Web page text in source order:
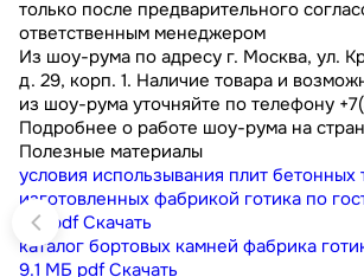
только после предварительного
ответственным менеджером
Из шоу-рума по адресу г. Москва, ул.
д. 29, корп. 1. Наличие товара и
из шоу-рума уточняйте по телефону
Подробнее о работе шоу-рума на
Полезные материалы
условия использывания плит бетонных
изготовленных фабрикой готика по
МБ
pdf Скачать
каталог бортовых камней фабрика
9.1 МБ pdf Скачать